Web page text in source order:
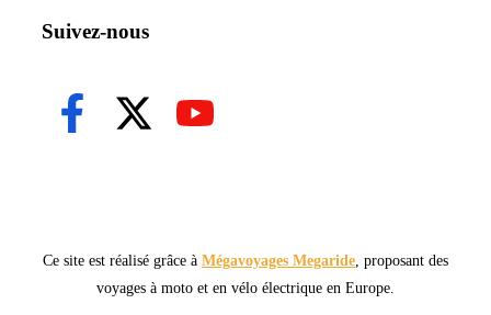
Suivez-nous
Ce site est réalisé grâce à Mégavoyages Megaride, proposant des
voyages à moto et en vélo électrique en Europe.